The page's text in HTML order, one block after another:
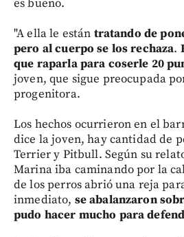
es bueno.
"A ella le están tratando de
pero al cuerpo se los rechaza.
que raparla para coserle 20
joven, que sigue preocupada
progenitora.
Los hechos ocurrieron en el
dice la joven, hay cantidad de
Terrier y Pitbull. Según su
Marina iba caminando por la
de los perros abrió una reja
inmediato, se abalanzaron
pudo hacer mucho para